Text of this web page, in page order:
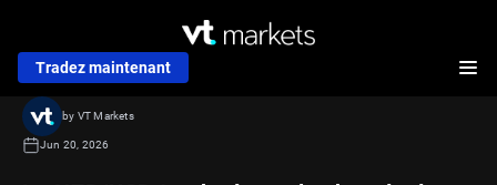
Tradez maintenant
by VT Markets
Jun 20, 2026